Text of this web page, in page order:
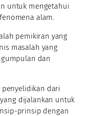
untuk mengetahui
alam.
pemikiran yang
masalah yang
dan
penyelidikan dari
dijalankan untuk
prinsip dengan